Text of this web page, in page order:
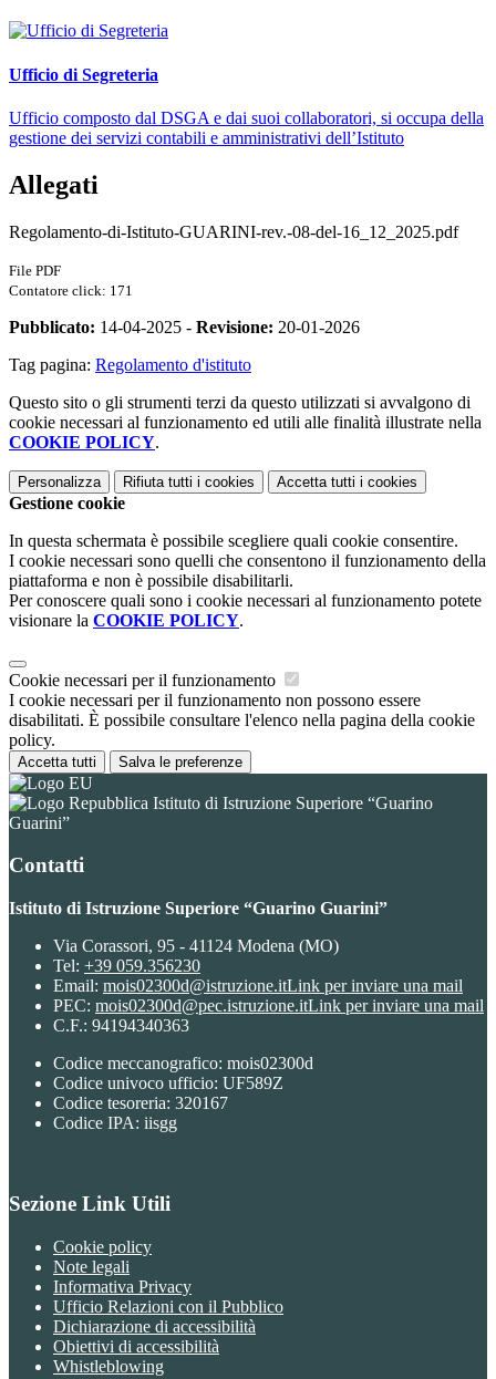
Ufficio di Segreteria
Ufficio composto dal DSGA e dai suoi collaboratori, si occupa della
gestione dei servizi contabili e amministrativi dell’Istituto
Allegati
Regolamento-di-Istituto-GUARINI-rev.-08-del-16_12_2025.pdf
File PDF
Contatore click: 171
Pubblicato: 14-04-2025 - Revisione: 20-01-2026
Tag pagina: Regolamento d'istituto
Questo sito o gli strumenti terzi da questo utilizzati si avvalgono di
cookie necessari al funzionamento ed utili alle finalità illustrate nella
COOKIE POLICY.
Personalizza Rifiuta tutti i cookies Accetta tutti i cookies
Gestione cookie
In questa schermata è possibile scegliere quali cookie consentire.
I cookie necessari sono quelli che consentono il funzionamento della
piattaforma e non è possibile disabilitarli.
Per conoscere quali sono i cookie necessari al funzionamento potete
visionare la COOKIE POLICY.
Cookie necessari per il funzionamento
I cookie necessari per il funzionamento non possono essere
disabilitati. È possibile consultare l'elenco nella pagina della cookie
policy.
Accetta tutti Salva le preferenze
Istituto di Istruzione Superiore “Guarino
Guarini”
Contatti
Istituto di Istruzione Superiore “Guarino Guarini”
Via Corassori, 95 - 41124 Modena (MO)
Tel: +39 059.356230
Email: mois02300d@istruzione.itLink per inviare una mail
PEC: mois02300d@pec.istruzione.itLink per inviare una mail
C.F.: 94194340363
Codice meccanografico: mois02300d
Codice univoco ufficio: UF589Z
Codice tesoreria: 320167
Codice IPA: iisgg
Sezione Link Utili
Cookie policy
Note legali
Informativa Privacy
Ufficio Relazioni con il Pubblico
Dichiarazione di accessibilità
Obiettivi di accessibilità
Whistleblowing